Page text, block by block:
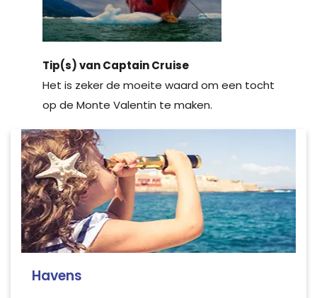
Tip(s) van Captain Cruise
Het is zeker de moeite waard om een tocht
op de Monte Valentin te maken.
Havens